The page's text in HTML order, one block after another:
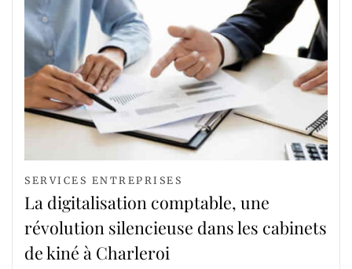
SERVICES ENTREPRISES
La digitalisation comptable, une
révolution silencieuse dans les cabinets
de kiné à Charleroi